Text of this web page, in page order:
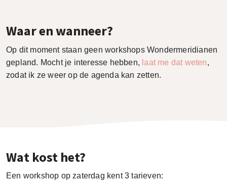
Waar en wanneer?
Op dit moment staan geen workshops Wondermeridianen
gepland. Mocht je interesse hebben, laat me dat weten,
zodat ik ze weer op de agenda kan zetten.
Wat kost het?
Een workshop op zaterdag kent 3 tarieven: